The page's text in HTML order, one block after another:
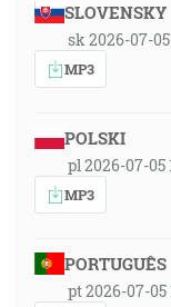
SLOVENSKY
sk 2026-07-
MP3
POLSKI
pl 2026-07-05
MP3
PORTUGUÊS
pt 2026-07-05